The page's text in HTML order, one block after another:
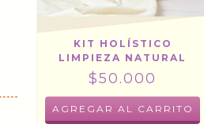
KIT HOLÍSTICO
LIMPIEZA NATURAL
$50.000